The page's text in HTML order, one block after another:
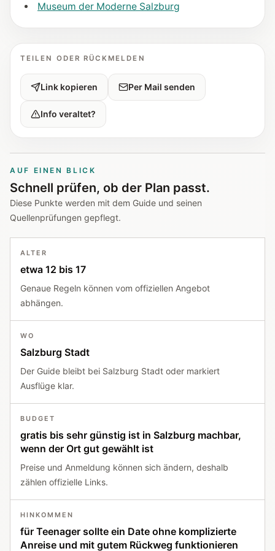
Museum der Moderne Salzburg
TEILEN ODER RÜCKMELDEN
Link kopieren Per Mail senden
Info veraltet?
AUF EINEN BLICK
Schnell prüfen, ob der Plan passt.
Diese Punkte werden mit dem Guide und seinen
Quellenprüfungen gepflegt.
ALTER
etwa 12 bis 17
Genaue Regeln können vom offiziellen Angebot
abhängen.
WO
Salzburg Stadt
Der Guide bleibt bei Salzburg Stadt oder markiert
Ausflüge klar.
BUDGET
gratis bis sehr günstig ist in Salzburg machbar,
wenn der Ort gut gewählt ist
Preise und Anmeldung können sich ändern, deshalb
zählen offizielle Links.
HINKOMMEN
für Teenager sollte ein Date ohne komplizierte
Anreise und mit gutem Rückweg funktionieren